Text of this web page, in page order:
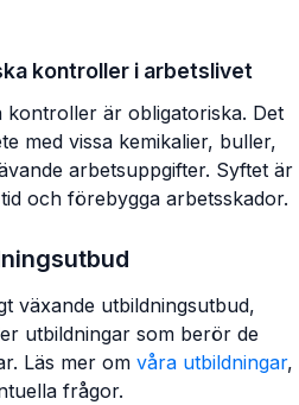
kontroller i arbetslivet
kontroller är obligatoriska. Det
med vissa kemikalier, buller,
arbetsuppgifter. Syftet är
och förebygga arbetsskador.
växande utbildningsutbud,
utbildningar som berör de
Läs mer om våra utbildningar,
frågor.